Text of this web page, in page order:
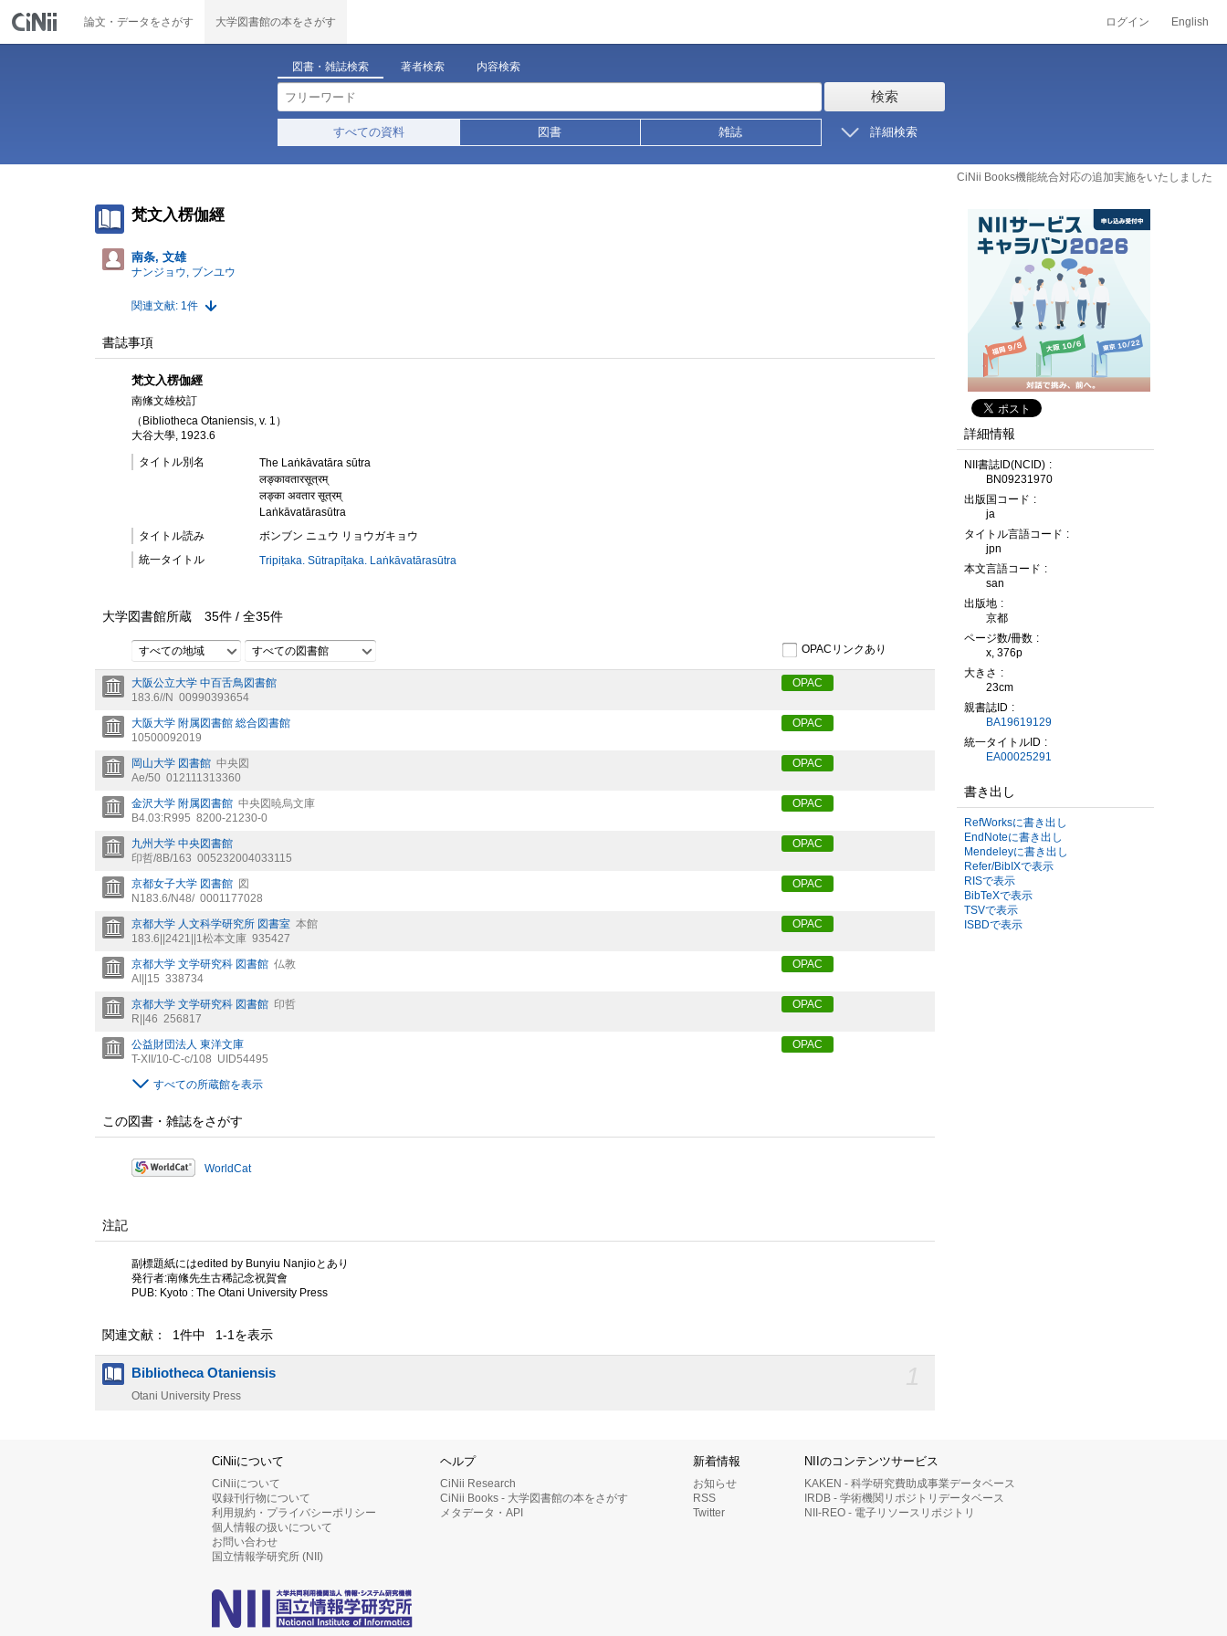
論文・データをさがす 大学図書館の本をさがす ログイン English
図書・雑誌検索 著者検索 内容検索
検索
すべての資料 図書 雑誌 詳細検索
CiNii Books機能統合対応の追加実施をいたしました
梵文入楞伽經
南条, 文雄
ナンジョウ, ブンユウ
関連文献: 1件
書誌事項
梵文入楞伽經
南絛文雄校訂
（Bibliotheca Otaniensis, v. 1）
大谷大學, 1923.6
タイトル別名
The Laṅkāvatāra sūtra
लङ्कावतारसूत्रम्
लङ्का अवतार सूत्रम्
Laṅkāvatārasūtra
タイトル読み
ボンブン ニュウ リョウガキョウ
統一タイトル
Tripiṭaka. Sūtrapīṭaka. Laṅkāvatārasūtra
大学図書館所蔵 35件 / 全35件
すべての地域 すべての図書館 OPACリンクあり
大阪公立大学 中百舌鳥図書館
183.6//N 00990393654
OPAC
大阪大学 附属図書館 総合図書館
10500092019
OPAC
岡山大学 図書館 中央図
Ae/50 012111313360
OPAC
金沢大学 附属図書館 中央図暁烏文庫
B4.03:R995 8200-21230-0
OPAC
九州大学 中央図書館
印哲/8B/163 005232004033115
OPAC
京都女子大学 図書館 図
N183.6/N48/ 0001177028
OPAC
京都大学 人文科学研究所 図書室 本館
183.6||2421||1松本文庫 935427
OPAC
京都大学 文学研究科 図書館 仏教
AI||15 338734
OPAC
京都大学 文学研究科 図書館 印哲
R||46 256817
OPAC
公益財団法人 東洋文庫
T-XII/10-C-c/108 UID54495
OPAC
すべての所蔵館を表示
この図書・雑誌をさがす
WorldCat
注記
副標題紙にはedited by Bunyiu Nanjioとあり
発行者:南絛先生古稀記念祝賀會
PUB: Kyoto : The Otani University Press
関連文献： 1件中 1-1を表示
Bibliotheca Otaniensis
Otani University Press
詳細情報
NII書誌ID(NCID)
BN09231970
出版国コード
ja
タイトル言語コード
jpn
本文言語コード
san
出版地
京都
ページ数/冊数
x, 376p
大きさ
23cm
親書誌ID
BA19619129
統一タイトルID
EA00025291
書き出し
RefWorksに書き出し
EndNoteに書き出し
Mendeleyに書き出し
Refer/BibIXで表示
RISで表示
BibTeXで表示
TSVで表示
ISBDで表示
CiNiiについて
CiNiiについて
収録刊行物について
利用規約・プライバシーポリシー
個人情報の扱いについて
お問い合わせ
国立情報学研究所 (NII)
ヘルプ
CiNii Research
CiNii Books - 大学図書館の本をさがす
メタデータ・API
新着情報
お知らせ
RSS
Twitter
NIIのコンテンツサービス
KAKEN - 科学研究費助成事業データベース
IRDB - 学術機関リポジトリデータベース
NII-REO - 電子リソースリポジトリ